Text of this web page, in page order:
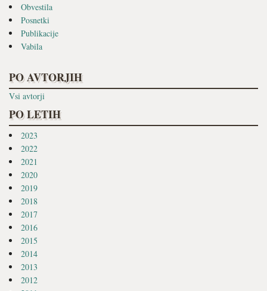
Obvestila
Posnetki
Publikacije
Vabila
PO AVTORJIH
Vsi avtorji
PO LETIH
2023
2022
2021
2020
2019
2018
2017
2016
2015
2014
2013
2012